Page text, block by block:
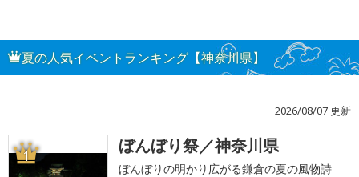
夏の人気イベントランキング【神奈川県】
2026/08/07 更新
1 ぼんぼり祭／神奈川県
ぼんぼりの明かり広がる鎌倉の夏の風物詩